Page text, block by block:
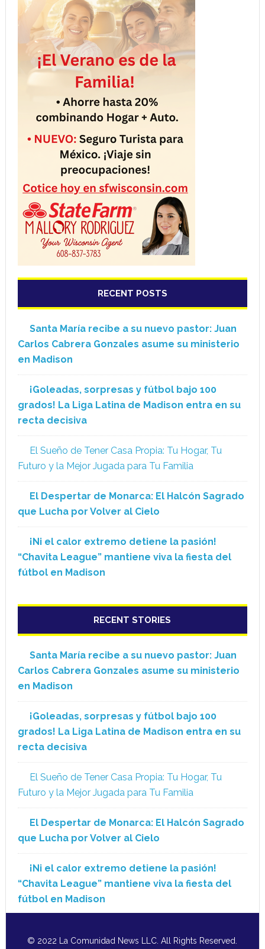
RECENT POSTS
Santa María recibe a su nuevo pastor: Juan
Carlos Cabrera Gonzales asume su ministerio
en Madison
¡Goleadas, sorpresas y fútbol bajo 100
grados! La Liga Latina de Madison entra en su
recta decisiva
El Sueño de Tener Casa Propia: Tu Hogar, Tu
Futuro y la Mejor Jugada para Tu Familia
El Despertar de Monarca: El Halcón Sagrado
que Lucha por Volver al Cielo
¡Ni el calor extremo detiene la pasión!
“Chavita League” mantiene viva la fiesta del
fútbol en Madison
RECENT STORIES
Santa María recibe a su nuevo pastor: Juan
Carlos Cabrera Gonzales asume su ministerio
en Madison
¡Goleadas, sorpresas y fútbol bajo 100
grados! La Liga Latina de Madison entra en su
recta decisiva
El Sueño de Tener Casa Propia: Tu Hogar, Tu
Futuro y la Mejor Jugada para Tu Familia
El Despertar de Monarca: El Halcón Sagrado
que Lucha por Volver al Cielo
¡Ni el calor extremo detiene la pasión!
“Chavita League” mantiene viva la fiesta del
fútbol en Madison
© 2022 La Comunidad News LLC. All Rights Reserved.